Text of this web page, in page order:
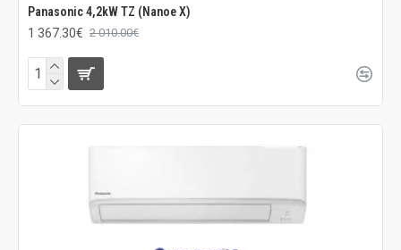
Panasonic 4,2kW TZ (Nanoe X)
1 367.30€ 2 010.00€